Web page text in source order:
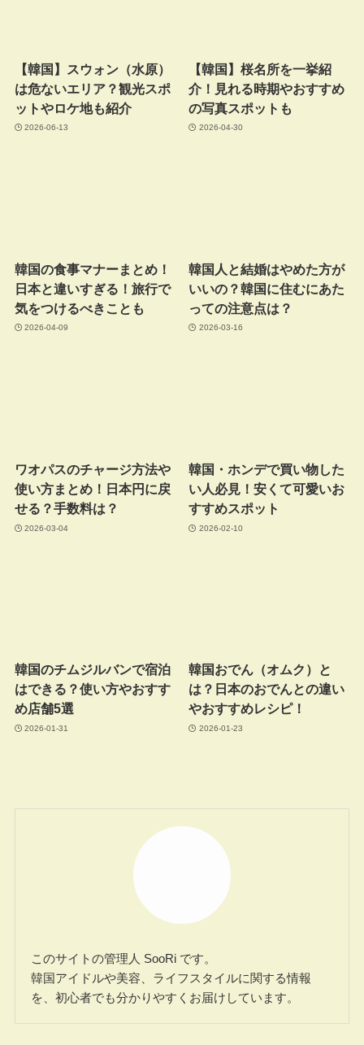
【韓国】スウォン（水原）
は危ないエリア？観光スポ
ットやロケ地も紹介
2026-06-13
【韓国】桜名所を一挙紹
介！見れる時期やおすすめ
の写真スポットも
2026-04-30
韓国の食事マナーまとめ！
日本と違いすぎる！旅行で
気をつけるべきことも
2026-04-09
韓国人と結婚はやめた方が
いいの？韓国に住むにあた
っての注意点は？
2026-03-16
ワオパスのチャージ方法や
使い方まとめ！日本円に戻
せる？手数料は？
2026-03-04
韓国・ホンデで買い物した
い人必見！安くて可愛いお
すすめスポット
2026-02-10
韓国のチムジルバンで宿泊
はできる？使い方やおすす
め店舗5選
2026-01-31
韓国おでん（オムク）と
は？日本のおでんとの違い
やおすすめレシピ！
2026-01-23
このサイトの管理人 SooRi です。
韓国アイドルや美容、ライフスタイルに関する情報
を、初心者でも分かりやすくお届けしています。